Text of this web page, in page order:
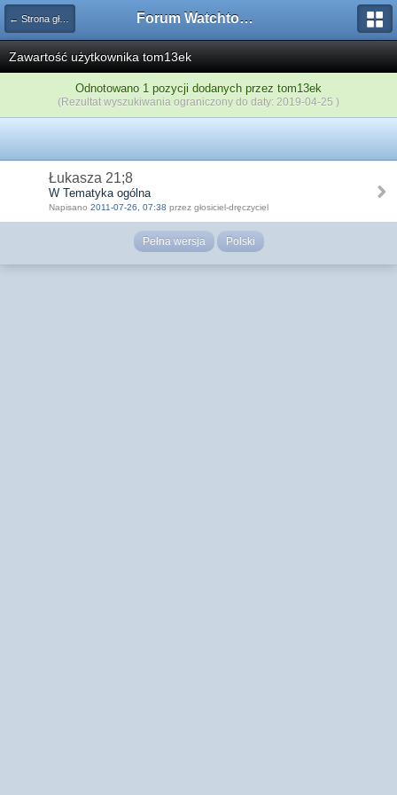
← Strona główna Forum Watchtower
Zawartość użytkownika tom13ek
Odnotowano 1 pozycji dodanych przez tom13ek
(Rezultat wyszukiwania ograniczony do daty: 2019-04-25 )
Łukasza 21;8
W Tematyka ogólna
Napisano 2011-07-26, 07:38 przez głosiciel-dręczyciel
Pełna wersja Polski